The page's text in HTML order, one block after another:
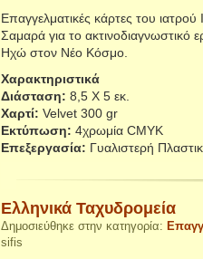
Επαγγελματικές κάρτες του ιατρού
Σαμαρά για το ακτινοδιαγνωστικό
Ηχώ στον Νέο Κόσμο.
Χαρακτηριστικά
Διάσταση: 8,5 Χ 5 εκ.
Χαρτί: Velvet 300 gr
Εκτύπωση: 4χρωμία CMYK
Επεξεργασία: Γυαλιστερή
Ελληνικά Ταχυδρομεία
Δημοσιεύθηκε στην κατηγορία:
sifis